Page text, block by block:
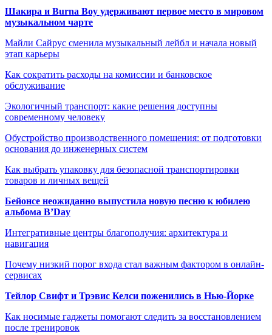
Шакира и Burna Boy удерживают первое место в мировом
музыкальном чарте
Майли Сайрус сменила музыкальный лейбл и начала новый
этап карьеры
Как сократить расходы на комиссии и банковское
обслуживание
Экологичный транспорт: какие решения доступны
современному человеку
Обустройство производственного помещения: от подготовки
основания до инженерных систем
Как выбрать упаковку для безопасной транспортировки
товаров и личных вещей
Бейонсе неожиданно выпустила новую песню к юбилею
альбома B’Day
Интегративные центры благополучия: архитектура и
навигация
Почему низкий порог входа стал важным фактором в онлайн-
сервисах
Тейлор Свифт и Трэвис Келси поженились в Нью-Йорке
Как носимые гаджеты помогают следить за восстановлением
после тренировок